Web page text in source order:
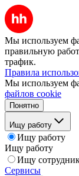
Мы используем
правильную
трафик.
Правила
Мы используем
файлов cookie
Понятно
Ищу работу
Ищу работу
Ищу работу
Ищу
Сервисы